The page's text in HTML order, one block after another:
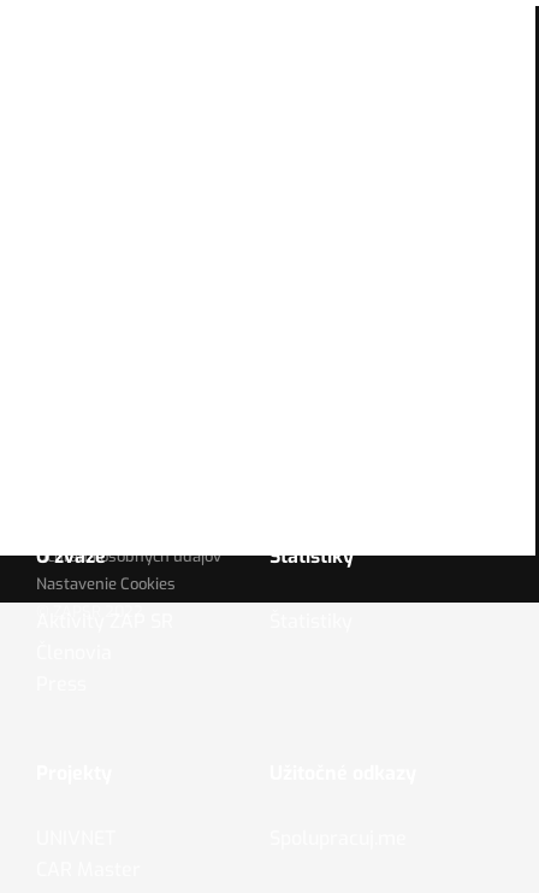
O zväze Štatistiky
Ochrana osobných údajov
Nastavenie Cookies